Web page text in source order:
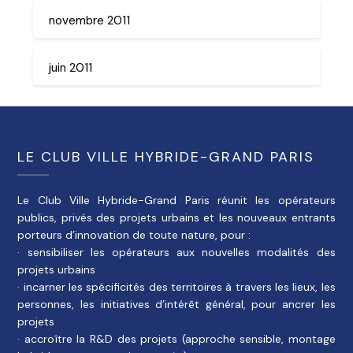
novembre 2011
juin 2011
LE CLUB VILLE HYBRIDE-GRAND PARIS
Le Club Ville Hybride-Grand Paris réunit les opérateurs
publics, privés des projets urbains et les nouveaux entrants
porteurs d’innovation de toute nature, pour :
· sensibiliser les opérateurs aux nouvelles modalités des
projets urbains
· incarner les spécificités des territoires à travers les lieux, les
personnes, les initiatives d’intérêt général, pour ancrer les
projets
· accroître la R&D des projets (approche sensible, montage